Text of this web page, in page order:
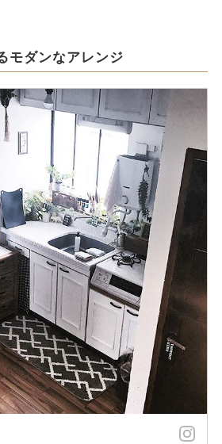
モダンなアレンジ